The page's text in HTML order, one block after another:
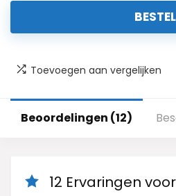
BESTEL
Toevoegen aan vergelijken
Beoordelingen (12)
12 Ervaringen voor